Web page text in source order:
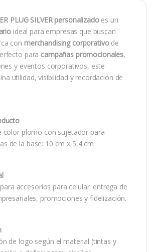
PLUG SILVER personalizadoes un
ideal para empresas que buscan
con merchandising corporativode
para campañas promocionales,
y eventos corporativos, este
utilidad, visibilidad y recordación de
color plomo con sujetador para
de la base: 10 cm x 5,4 cm
accesorios para celular: entrega de
promociones y fidelización.
de logo según el material (tintas y